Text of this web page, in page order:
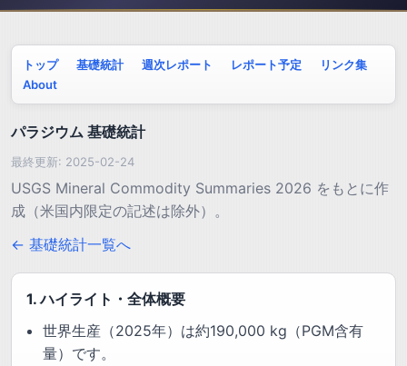
トップ 基礎統計 週次レポート レポート予定
リンク集
About
パラジウム 基礎統計
最終更新: 2025-02-24
USGS Mineral Commodity Summaries 2026 をもとに作
成（米国内限定の記述は除外）。
← 基礎統計一覧へ
1. ハイライト・全体概要
世界生産（2025年）は約190,000 kg（PGM含有
量）です。